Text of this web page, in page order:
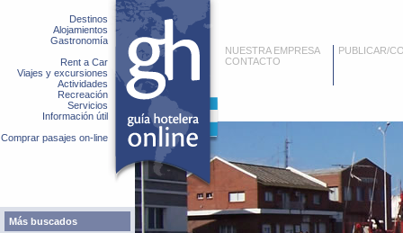
Destinos
Alojamientos
Gastronomía
Rent a Car
Viajes y excursiones
Actividades
Recreación
Servicios
Información útil
Comprar pasajes on-line
Más buscados
NUESTRA EMPRESA
CONTACTO
PUBLICAR/